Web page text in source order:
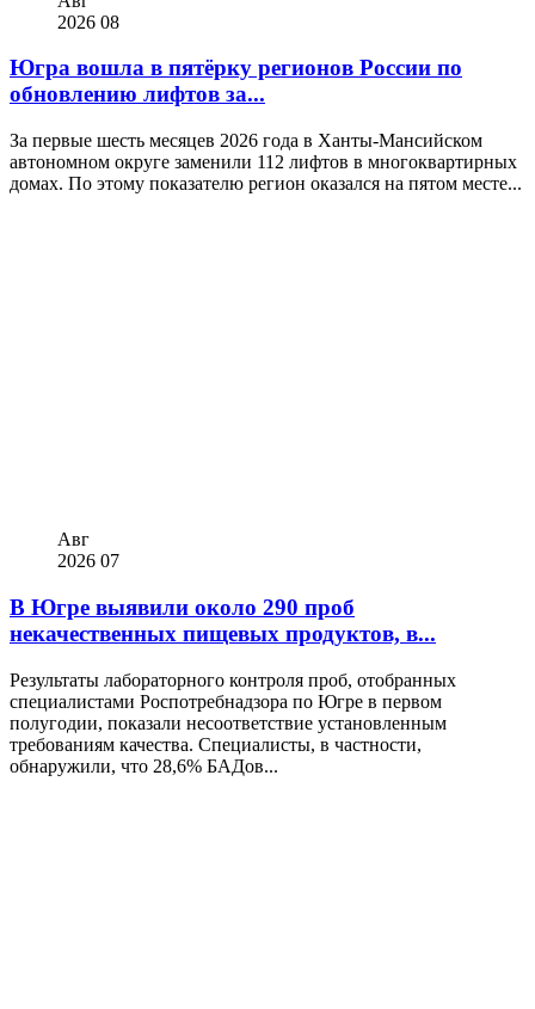
2026 08
Югра вошла в пятёрку регионов России по
обновлению лифтов за...
За первые шесть месяцев 2026 года в Ханты-Мансийском
автономном округе заменили 112 лифтов в многоквартирных
домах. По этому показателю регион оказался на пятом месте...
Авг
2026 07
В Югре выявили около 290 проб
некачественных пищевых продуктов, в...
Результаты лабораторного контроля проб, отобранных
специалистами Роспотребнадзора по Югре в первом
полугодии, показали несоответствие установленным
требованиям качества. Специалисты, в частности,
обнаружили, что 28,6% БАДов...